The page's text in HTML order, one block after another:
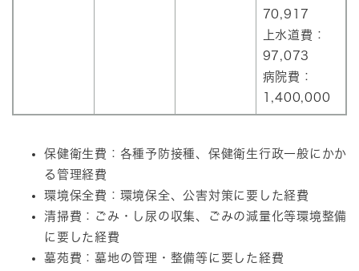
70,917
上水道費：
97,073
病院費：
1,400,000
保健衛生費：各種予防接種、保健衛生行政一般にかか
る管理経費
環境保全費：環境保全、公害対策に要した経費
清掃費：ごみ・し尿の収集、ごみの減量化等環境整備
に要した経費
墓苑費：墓地の管理・整備等に要した経費